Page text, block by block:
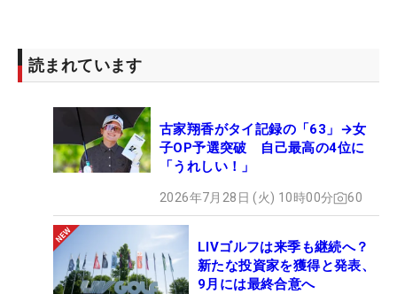
読まれています
古家翔香がタイ記録の「63」→女
子OP予選突破 自己最高の4位に
「うれしい！」
2026年7月28日 (火) 10時00分 60
LIVゴルフは来季も継続へ？
新たな投資家を獲得と発表、
9月には最終合意へ